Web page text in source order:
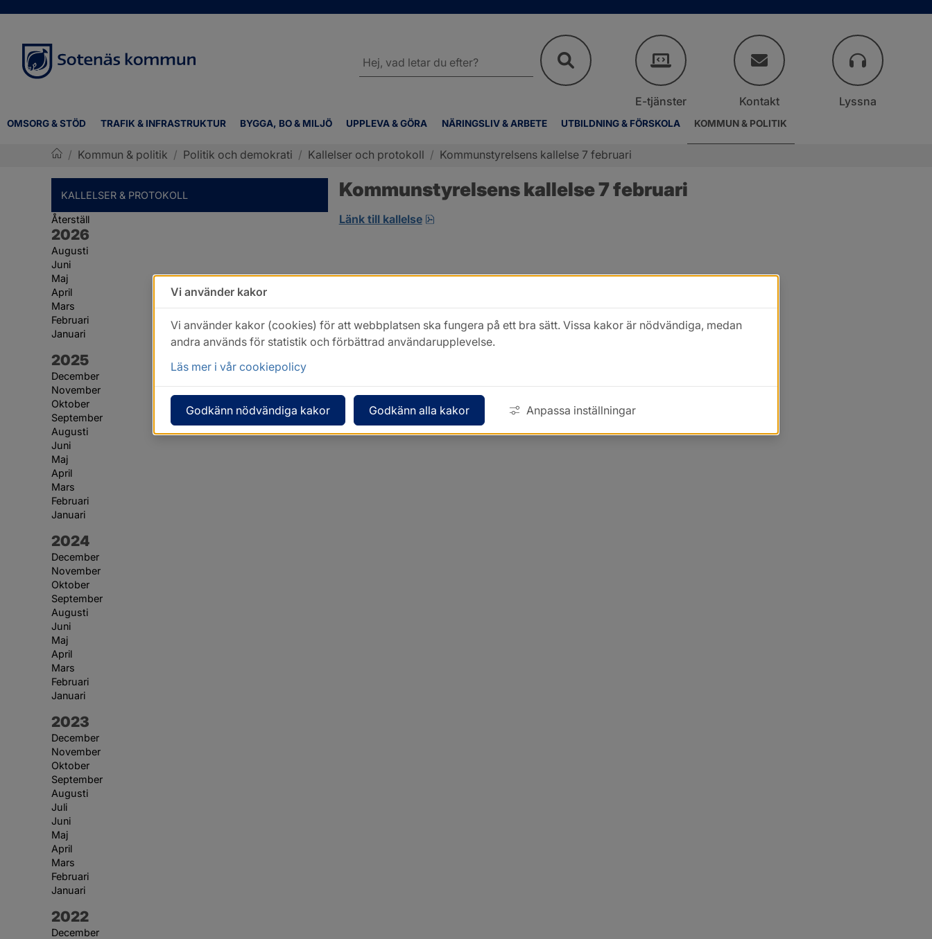
OMSORG & STÖD TRAFIK & INFRASTRUKTUR BYGGA, BO & MILJÖ UPPLEVA & GÖRA NÄRINGSLIV & ARBETE UTBILDNING & FÖRSKOLA KOMMUN & POLITIK
webbplatsen
E-tjänster Kontakt Lyssna
/ Kommun & politik / Politik och demokrati / Kallelser och protokoll / Kommunstyrelsens kallelse 7 februari
KALLELSER & PROTOKOLL
Återställ
År:
2026
Augusti
Juni
Maj
April
Mars
Februari
Januari
År:
2025
December
November
Oktober
September
Augusti
Juni
Maj
April
Mars
Februari
Januari
År:
2024
December
November
Oktober
September
Augusti
Juni
Maj
April
Mars
Februari
Januari
År:
2023
December
November
Oktober
September
Augusti
Juli
Juni
Maj
April
Mars
Februari
Januari
År:
2022
December
Kommunstyrelsens kallelse 7 februari
Länk till kallelse pdf, öppnas i nytt fönster.
Vi använder kakor
Vi använder kakor (cookies) för att webbplatsen ska fungera på ett bra sätt. Vissa kakor är nödvändiga, medan
andra används för statistik och förbättrad användarupplevelse.
Läs mer i vår cookiepolicy
Godkänn nödvändiga kakor Godkänn alla kakor Anpassa inställningar